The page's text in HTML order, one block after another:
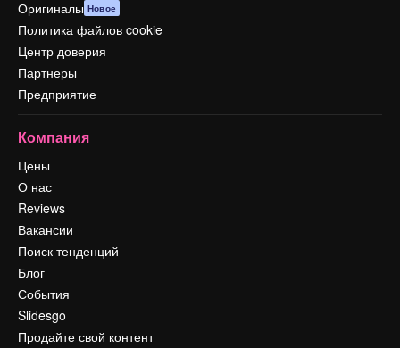
Оригиналы Новое
Политика файлов cookie
Центр доверия
Партнеры
Предприятие
Компания
Цены
О нас
Reviews
Вакансии
Поиск тенденций
Блог
События
Slidesgo
Продайте свой контент